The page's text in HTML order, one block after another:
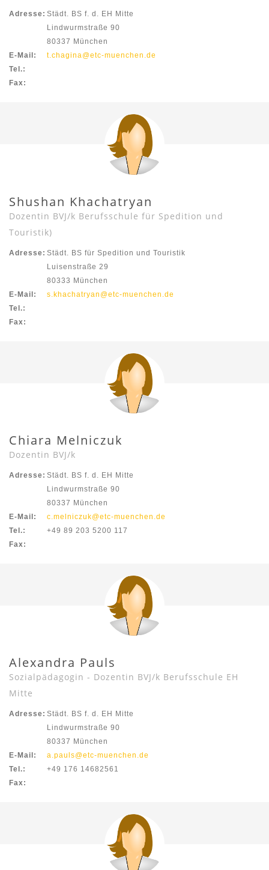
Adresse: Städt. BS f. d. EH Mitte
Lindwurmstraße 90
80337 München
E-Mail:
t.chagina@etc-muenchen.de
Tel.:
Fax:
Shushan Khachatryan
Dozentin BVJ/k Berufsschule für Spedition und
Touristik)
Adresse: Städt. BS für Spedition und Touristik
Luisenstraße 29
80333 München
E-Mail:
s.khachatryan@etc-muenchen.de
Tel.:
Fax:
Chiara Melniczuk
Dozentin BVJ/k
Adresse: Städt. BS f. d. EH Mitte
Lindwurmstraße 90
80337 München
E-Mail:
c.melniczuk@etc-muenchen.de
Tel.:
+49 89 203 5200 117
Fax:
Alexandra Pauls
Sozialpädagogin - Dozentin BVJ/k Berufsschule EH
Mitte
Adresse: Städt. BS f. d. EH Mitte
Lindwurmstraße 90
80337 München
E-Mail:
a.pauls@etc-muenchen.de
Tel.:
+49 176 14682561
Fax: